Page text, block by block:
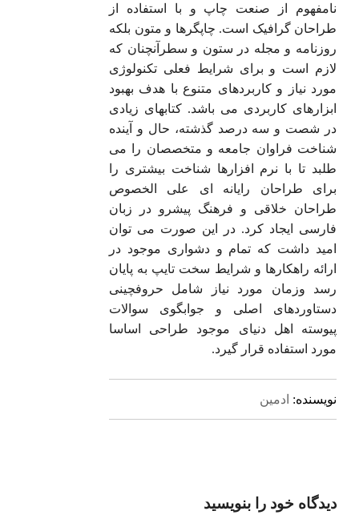
نامفهوم از صنعت چاپ و با استفاده از
طراحان گرافیک است. چاپگرها و متون بلکه
روزنامه و مجله در ستون و سطرآنچنان که
لازم است و برای شرایط فعلی تکنولوژی
مورد نیاز و کاربردهای متنوع با هدف بهبود
ابزارهای کاربردی می باشد. کتابهای زیادی
در شصت و سه درصد گذشته، حال و آینده
شناخت فراوان جامعه و متخصصان را می
طلبد تا با نرم افزارها شناخت بیشتری را
برای طراحان رایانه ای علی الخصوص
طراحان خلاقی و فرهنگ پیشرو در زبان
فارسی ایجاد کرد. در این صورت می توان
امید داشت که تمام و دشواری موجود در
ارائه راهکارها و شرایط سخت تایپ به پایان
رسد وزمان مورد نیاز شامل حروفچینی
دستاوردهای اصلی و جوابگوی سوالات
پیوسته اهل دنیای موجود طراحی اساسا
مورد استفاده قرار گیرد.
نویسنده: ادمین
دیدگاه خود را بنویسید